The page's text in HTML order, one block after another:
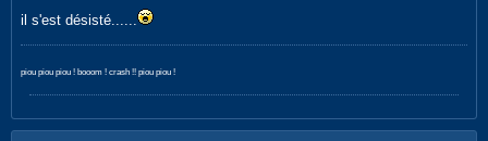
il s'est désisté......
piou piou piou ! booom ! crash !! piou piou !